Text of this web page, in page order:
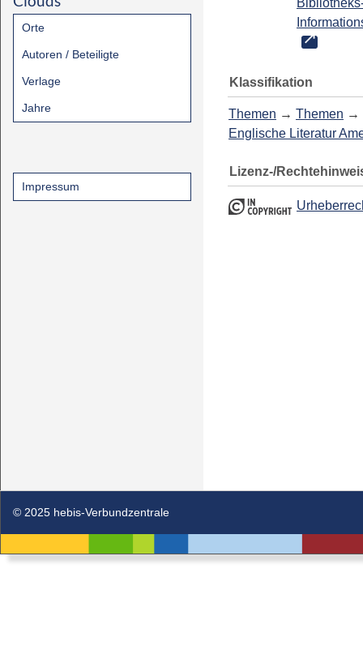
Orte
Autoren / Beteiligte
Verlage
Jahre
Impressum
Klassifikation
Themen → Themen →
Englische Literatur
Lizenz-/
© 2025 hebis-Verbundzentrale